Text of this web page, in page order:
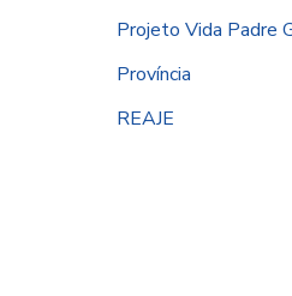
Projeto Vida Padre
Província
REAJE